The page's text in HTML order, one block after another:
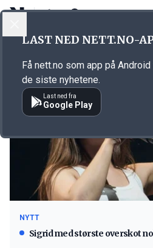
Emne: Giske
NYTT
Sigrid med største overskot
LAST NED NETT.NO-
Få nett.no som app på
de siste nyhetene.
Last ned fra
Google Play